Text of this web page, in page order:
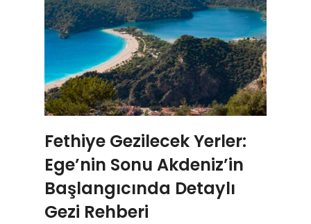
Fethiye Gezilecek Yerler:
Ege’nin Sonu Akdeniz’in
Başlangıcında Detaylı
Gezi Rehberi